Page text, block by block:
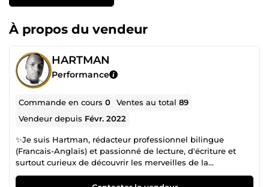
À propos du vendeur
HARTMAN
Performance
Commande en cours0 Ventes au total89
Vendeur depuis Févr. 2022
✨Je suis Hartman, rédacteur professionnel bilingue
(Francais-Anglais) et passionné de lecture, d'écriture et
surtout curieux de découvrir les merveilles de la
recherche.✨ 👨🏿‍🎓 Actuellement je suis chercheur,